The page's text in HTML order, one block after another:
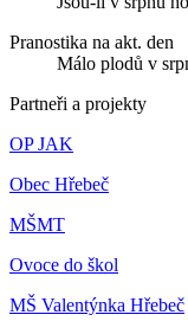
Pranostika na akt. den
Málo plodů v
Partneři a projekty
OP JAK
Obec Hřebeč
MŠMT
Ovoce do škol
MŠ Valentýnka Hřebeč